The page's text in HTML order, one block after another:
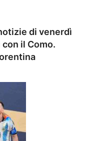
di venerdì
il Como.